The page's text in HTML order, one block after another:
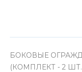
БОКОВЫЕ
(КОМПЛЕКТ - 2